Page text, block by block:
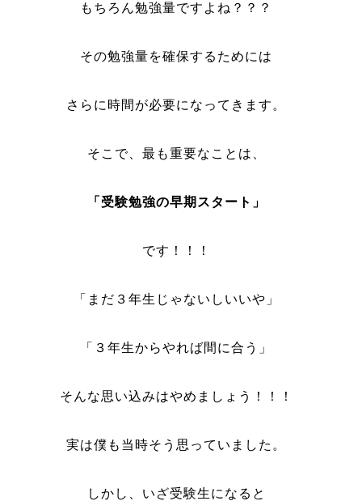
もちろん勉強量ですよね？？？
その勉強量を確保するためには
さらに時間が必要になってきます。
そこで、最も重要なことは、
「受験勉強の早期スタート」
です！！！
「まだ３年生じゃないしいいや」
「３年生からやれば間に合う」
そんな思い込みはやめましょう！！！
実は僕も当時そう思っていました。
しかし、いざ受験生になると